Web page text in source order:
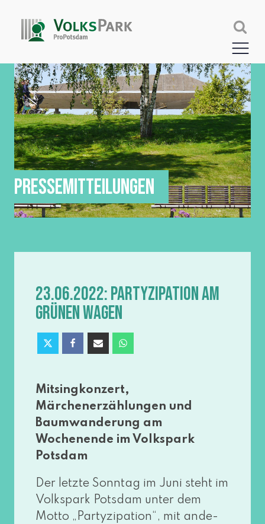
PRESSEMITTEILUNGEN
23.06.2022: PARTYZIPATION AM
GRÜNEN WAGEN
Mitsingkonzert,
Märchenerzählungen und
Baumwanderung am
Wochenende im Volkspark
Potsdam
Der letz­te Sonntag im Juni steht im
Volkspark Potsdam unter dem
Motto „Partyzipation“, mit ande­